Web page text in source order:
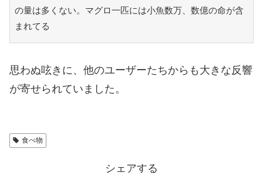
の量は多くない。マグロ一匹には小魚数万、数億の命が含
まれてる
思わぬ呟きに、他のユーザーたちからも大きな反響
が寄せられていました。
食べ物
シェアする